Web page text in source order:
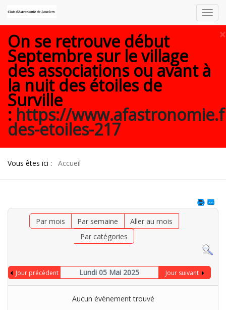
×
On se retrouve début
Septembre sur le village
des associations ou avant à
la nuit des étoiles de
Surville
: https://
des-etoiles-217
Vous êtes ici : Accueil
Par mois Par semaine
Aller au mois
Par catégories
Jour précédent Lundi 05 Mai 2025 Jour suivant
Aucun évènement trouvé